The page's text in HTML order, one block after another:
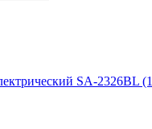
SA-2326BL